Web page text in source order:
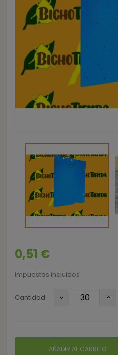
0,51 €
Impuestos incluidos
Cantidad
AÑADIR AL CARRITO